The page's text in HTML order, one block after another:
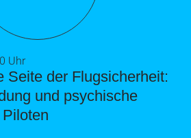
Seite der Flugsicherheit:
und psychische
Uhr